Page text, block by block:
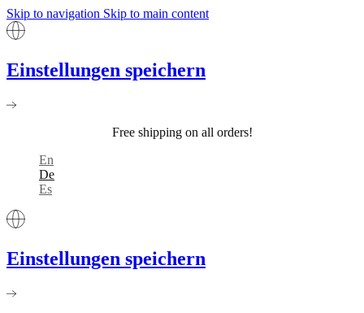
Skip to navigation Skip to main content
Einstellungen speichern
Free shipping on all orders!
En
De
Es
Einstellungen speichern